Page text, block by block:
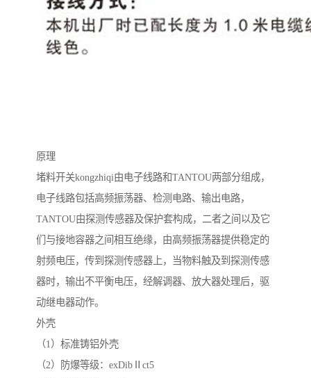
原理
堵料开关kongzhiqi由电子线路和TANTOU两部分组成，
电子线路包括高频振荡器、检测电路、输出电路，
TANTOU由探测传感器及保护套构成，二者之间以及它
们与接地容器之间相互绝缘，由高频振荡器提供稳定的
射频电压，传到探测传感器上，当物料触及到探测传感
器时，输出不平衡电压，经解调器、放大器处理后，驱
动继电器动作。
外壳
（1）标准铸铝外壳
（2）防爆等级：exDibⅡct5